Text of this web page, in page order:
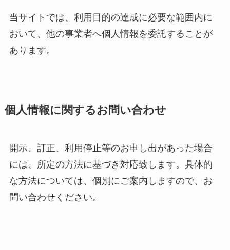
当サイトでは、利用目的の達成に必要な範囲内に
おいて、他の事業者へ個人情報を委託することが
あります。
個人情報に関するお問い合わせ
開示、訂正、利用停止等のお申し出があった場合
には、所定の方法に基づき対応致します。具体的
な方法については、個別にご案内しますので、お
問い合わせください。